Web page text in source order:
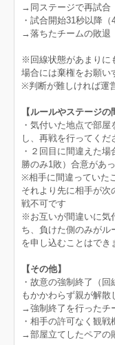
→同ステージで再試合
・試合開始31秒以降
→落ちたチームの敗退
※回線状態があまりに
場合には棄権をお願い
※判断が難しければ運
【ルールやステージの
・気付いた地点で部
し、再戦を行ってくだ
・２回目に間違えた
勝のみ1敗）合意があ
※相手に間違っていた
それより先に相手が次
戦不可です
※お互いが間違いに気
ち、負けた側のみがル
を申し込むことはでき
【その他】
・故意の強制終了（
もかかわらず親が解散
→強制終了を行ったチ
・相手の許可なく観戦
→部屋立てしたペアの